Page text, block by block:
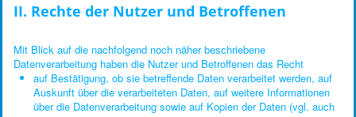
II. Rechte der Nutzer und Betroffenen
Mit Blick auf die nachfolgend noch näher beschriebene
Datenverarbeitung haben die Nutzer und Betroffenen das Recht
auf Bestätigung, ob sie betreffende Daten verarbeitet werden, auf
Auskunft über die verarbeiteten Daten, auf weitere Informationen
über die Datenverarbeitung sowie auf Kopien der Daten (vgl. auch